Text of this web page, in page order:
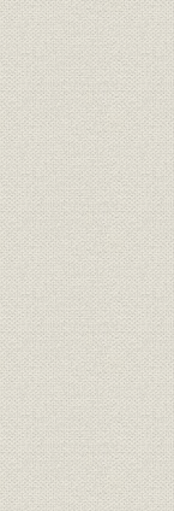
電話;設備
技術
労働組合;通信
食糧問題
労働争議